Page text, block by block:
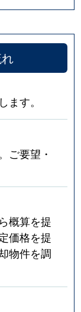
す。
ご要望・
概算を提
価格を提
物件を調